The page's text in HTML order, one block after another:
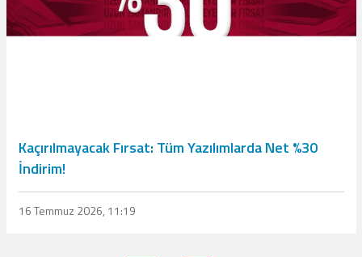
Kaçırılmayacak Fırsat: Tüm Yazılımlarda Net %30
İndirim!
16 Temmuz 2026, 11:19